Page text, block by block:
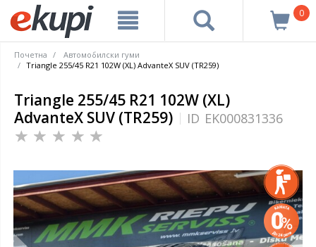
0
Почетна
Автомобилски гуми
Triangle 255/45 R21 102W (XL) AdvanteX SUV (TR259)
Triangle 255/45 R21 102W (XL)
AdvanteX SUV (TR259)
ID EK000831336